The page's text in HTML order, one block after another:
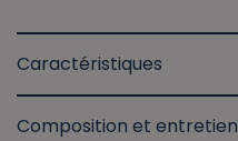
Caractéristiques
Composition et entretien